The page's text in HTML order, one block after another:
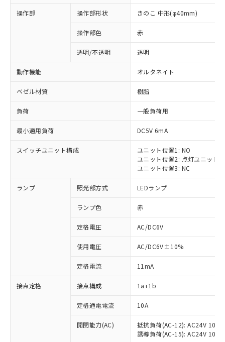
操作部 操作部形状 きのこ 中形(φ40mm)
操作部色 赤
透明/不透明 透明
動作機能 オルタネイト
ベゼル材質 樹脂
負荷 一般負荷用
最小適用負荷 DC5V 6mA
スイッチユニット構成
ユニット位置1: NO
ユニット位置2: 点灯ユニット
ユニット位置3: NC
ランプ 照光部方式 LEDランプ
ランプ色 赤
定格電圧 AC/DC6V
使用電圧 AC/DC6V±10%
定格電流 11mA
接点定格 接点構成 1a+1b
定格通電電流 10A
開閉能力(AC)
抵抗負荷(AC-12): AC24V 10A/
誘導負荷(AC-15): AC24V
ご利用条件
ご利用ください。
非含有に対応した製品が提供可能な商品で
有に対応した製品に切り替える予定のある
対応予定なし：EU RoHS指令（10物質）の
非含有に非対応の商品で、対応品を出す予
定はありません。
調査・確認中：EU RoHS指令（10物質）の